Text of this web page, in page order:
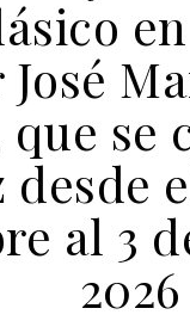
se
al 3
2026